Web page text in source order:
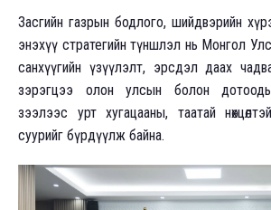
Засгийн газрын бодлого, шийдвэрийн
энэхүү стратегийн түншлэл нь Монгол
санхүүгийн үзүүлэлт, эрсдэл даах
зэрэгцээ олон улсын болон
зээлээс урт хугацааны, таатай
суурийг бүрдүүлж байна.